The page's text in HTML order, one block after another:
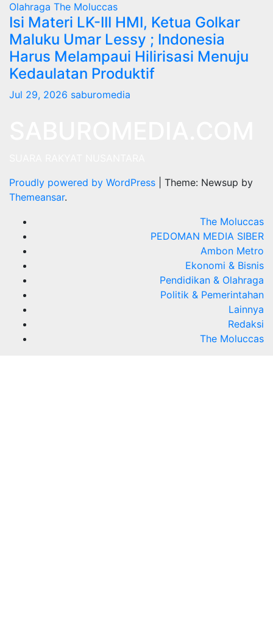
Olahraga The Moluccas
Isi Materi LK-III HMI, Ketua Golkar
Maluku Umar Lessy ; Indonesia
Harus Melampaui Hilirisasi Menuju
Kedaulatan Produktif
Jul 29, 2026 saburomedia
Proudly powered by WordPress
Theme: Newsup by
Themeansar.
The Moluccas
PEDOMAN MEDIA SIBER
Ambon Metro
Ekonomi & Bisnis
Pendidikan & Olahraga
Politik & Pemerintahan
Lainnya
Redaksi
The Moluccas